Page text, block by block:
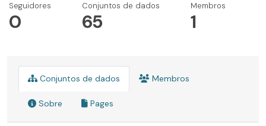
Seguidores
0
Conjuntos de dados
65
Membros
1
Conjuntos de dados Membros
Sobre Pages